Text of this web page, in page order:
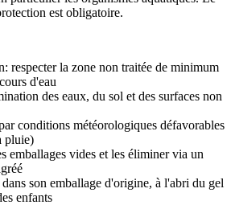
est obligatoire.
respecter la zone non traitée de minimum
d'eau
des eaux, du sol et des surfaces non
conditions météorologiques défavorables
pluie)
emballages vides et les éliminer via un
son emballage d'origine, à l'abri du gel
enfants